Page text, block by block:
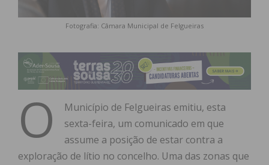
Fotografia: Câmara Municipal de Felgueiras
O
Município de Felgueiras emitiu, esta
sexta-feira, um comunicado em que
assume a posição de estar contra a
exploração de lítio no concelho. Uma das zonas que